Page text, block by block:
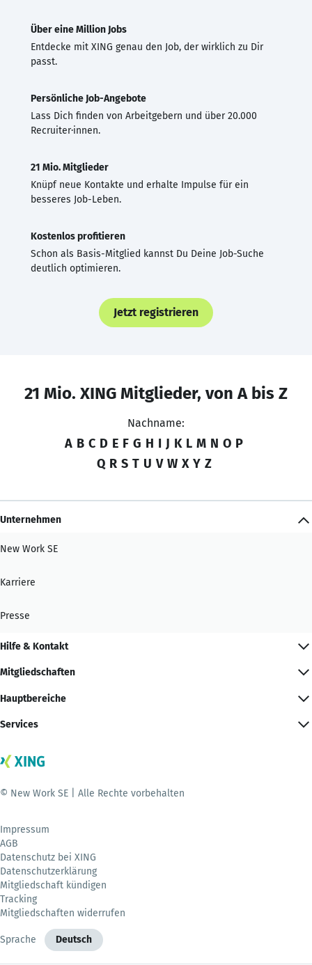
Über eine Million Jobs
Entdecke mit XING genau den Job, der wirklich zu Dir
passt.
Persönliche Job-Angebote
Lass Dich finden von Arbeitgebern und über 20.000
Recruiter·innen.
21 Mio. Mitglieder
Knüpf neue Kontakte und erhalte Impulse für ein
besseres Job-Leben.
Kostenlos profitieren
Schon als Basis-Mitglied kannst Du Deine Job-Suche
deutlich optimieren.
Jetzt registrieren
21 Mio. XING Mitglieder, von A bis Z
Nachname:
A B C D E F G H I J K L M N O P
Q R S T U V W X Y Z
Unternehmen
New Work SE
Karriere
Presse
Hilfe & Kontakt
Mitgliedschaften
Hauptbereiche
Services
© New Work SE | Alle Rechte vorbehalten
Impressum
AGB
Datenschutz bei XING
Datenschutzerklärung
Mitgliedschaft kündigen
Tracking
Mitgliedschaften widerrufen
Sprache Deutsch